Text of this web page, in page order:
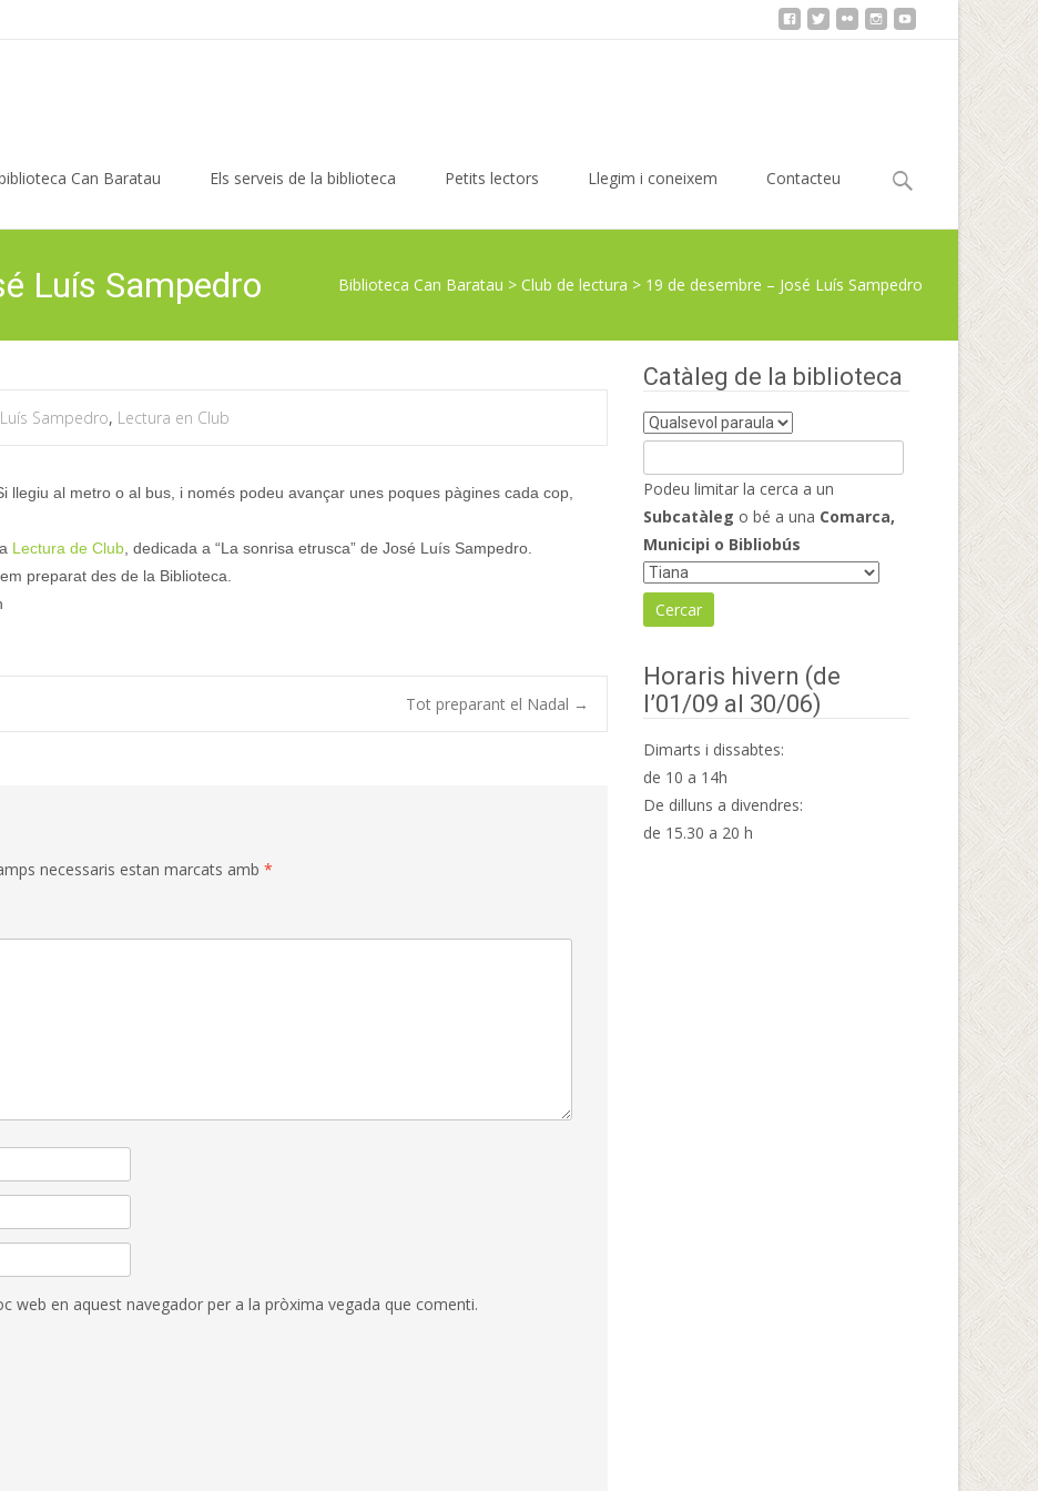
Can Baratau Els serveis de la biblioteca Petits lectors Llegim i coneixem Contacteu Cerca:
Luís Sampedro Biblioteca Can Baratau > Club de lectura > 19 de desembre – José Luís Sampedro
Sampedro, Lectura en Club
llegiu al metro o al bus, i només podeu avançar unes poques pàgines cada cop,
Lectura de Club , dedicada a “La sonrisa etrusca” de José Luís Sampedro.
preparat des de la Biblioteca.
Tot preparant el Nadal →
necessaris estan marcats amb *
web en aquest navegador per a la pròxima vegada que comenti.
Catàleg de la biblioteca
Podeu limitar la cerca a un
Subcatàleg o bé a una Comarca,
Municipi o Bibliobús
Horaris hivern (de
l’01/09 al 30/06)
Dimarts i dissabtes:
de 10 a 14h
De dilluns a divendres:
de 15.30 a 20 h